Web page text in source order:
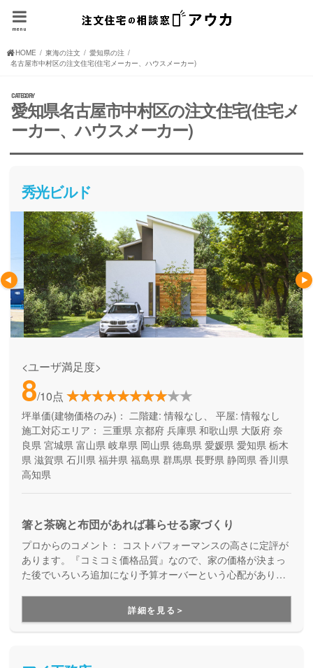
menu
HOME 東海の注文住宅(住宅メーカー、ハウスメーカー)
愛知県の注文住宅(住宅メーカー、ハウスメーカー)
名古屋市中村区の注文住宅(住宅メーカー、ハウスメーカー)
愛知県名古屋市中村区の注文住宅(住宅メ
ーカー、ハウスメーカー)
秀光ビルド
<ユーザ満足度>
8/10点
坪単価(建物価格のみ)： 二階建: 情報なし、 平屋: 情報なし
施工対応エリア： 三重県 京都府 兵庫県 和歌山県 大阪府 奈
良県 宮城県 富山県 岐阜県 岡山県 徳島県 愛媛県 愛知県 栃木
県 滋賀県 石川県 福井県 福島県 群馬県 長野県 静岡県 香川県
高知県
箸と茶碗と布団があれば暮らせる家づくり
プロからのコメント： コストパフォーマンスの高さに定評が
あります。『コミコミ価格品質』なので、家の価格が決まっ
た後でいろいろ追加になり予算オーバーという心配がありま
詳細を見る＞